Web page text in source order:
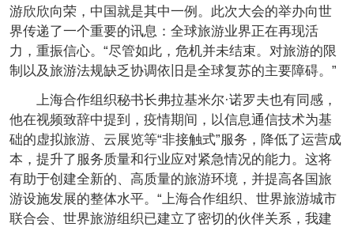
游欣欣向荣，中国就是其中一例。此次大会的举办向世
界传递了一个重要的讯息：全球旅游业界正在再现活
力，重振信心。“尽管如此，危机并未结束。对旅游的限
制以及旅游法规缺乏协调依旧是全球复苏的主要障碍。”
上海合作组织秘书长弗拉基米尔·诺罗夫也有同感，
他在视频致辞中提到，疫情期间，以信息通信技术为基
础的虚拟旅游、云展览等“非接触式”服务，降低了运营成
本，提升了服务质量和行业应对紧急情况的能力。这将
有助于创建全新的、高质量的旅游环境，并提高各国旅
游设施发展的整体水平。“上海合作组织、世界旅游城市
联合会、世界旅游组织已建立了密切的伙伴关系，我建